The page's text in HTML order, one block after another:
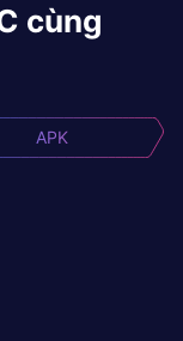
cùng
APK